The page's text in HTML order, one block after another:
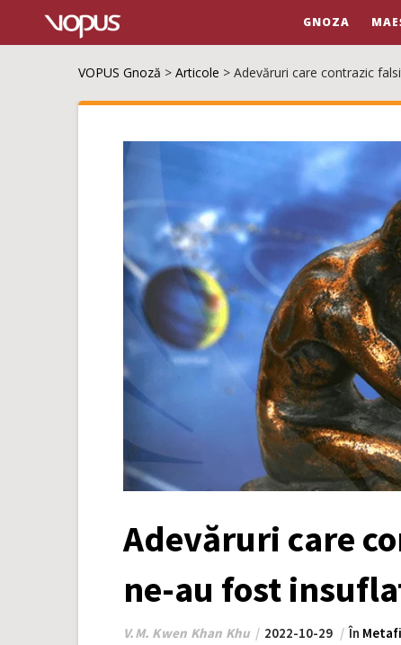
GNOZA
VOPUS Gnoză > Articole > Adevăruri care contrazic
Adevăruri care
ne-au fost
V.M. Kwen Khan Khu 2022-10-29 În